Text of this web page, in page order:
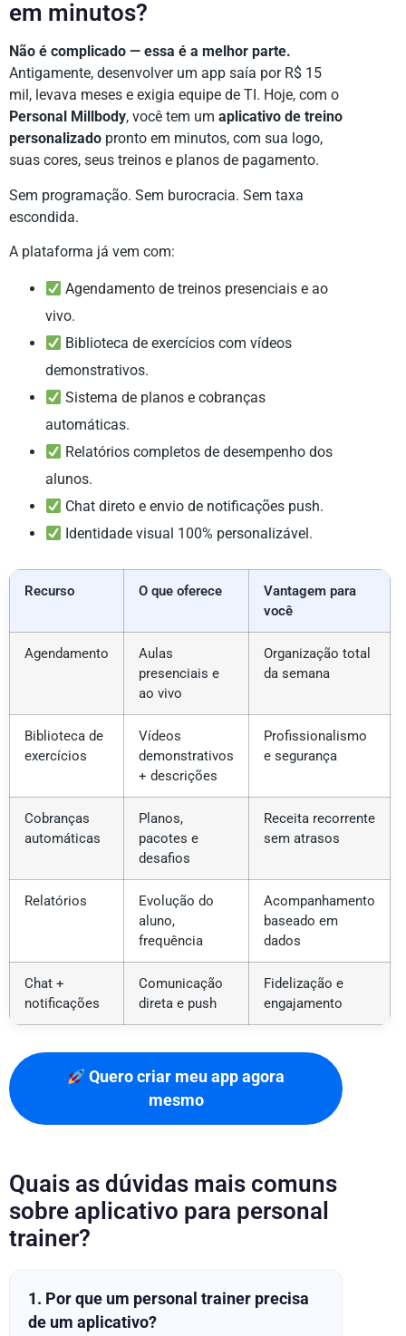
em minutos?
Não é complicado — essa é a melhor parte.
Antigamente, desenvolver um app saía por R$ 15
mil, levava meses e exigia equipe de TI. Hoje, com o
Personal Millbody, você tem um aplicativo de treino
personalizado pronto em minutos, com sua logo,
suas cores, seus treinos e planos de pagamento.
Sem programação. Sem burocracia. Sem taxa
escondida.
A plataforma já vem com:
Agendamento de treinos presenciais e ao
vivo.
Biblioteca de exercícios com vídeos
demonstrativos.
Sistema de planos e cobranças
automáticas.
Relatórios completos de desempenho dos
alunos.
Chat direto e envio de notificações push.
Identidade visual 100% personalizável.
Recurso O que oferece
Vantagem para
você
Agendamento
Aulas
presenciais e
ao vivo
Organização total
da semana
Biblioteca de
exercícios
Vídeos
demonstrativos
+ descrições
Profissionalismo
e segurança
Cobranças
automáticas
Planos,
pacotes e
desafios
Receita recorrente
sem atrasos
Relatórios
Evolução do
aluno,
frequência
Acompanhamento
baseado em
dados
Chat +
notificações
Comunicação
direta e push
Fidelização e
engajamento
Quero criar meu app agora
mesmo
Quais as dúvidas mais comuns
sobre aplicativo para personal
trainer?
1. Por que um personal trainer precisa
de um aplicativo?